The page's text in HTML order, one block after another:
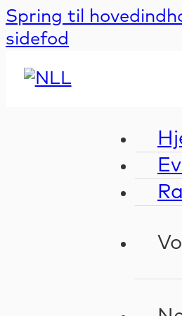
Spring til
sidefod